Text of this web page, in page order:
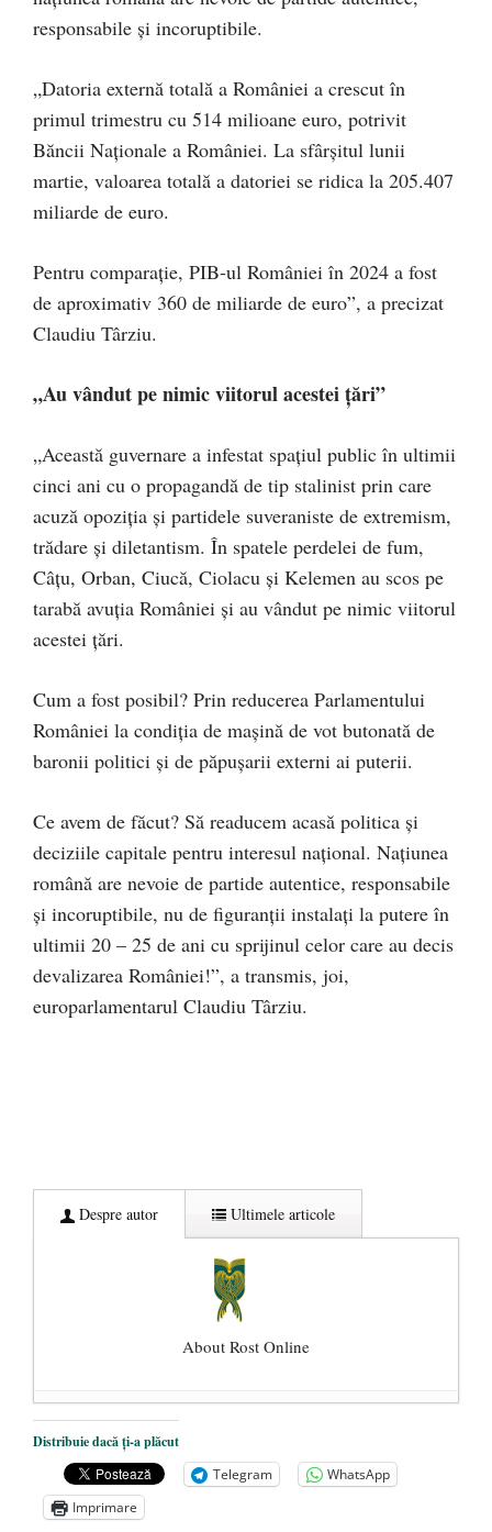
responsabile și incoruptibile.
„Datoria externă totală a României a crescut în
primul trimestru cu 514 milioane euro, potrivit
Băncii Naționale a României. La sfârșitul lunii
martie, valoarea totală a datoriei se ridica la 205.407
miliarde de euro.
Pentru comparație, PIB-ul României în 2024 a fost
de aproximativ 360 de miliarde de euro”, a precizat
Claudiu Târziu.
„Au vândut pe nimic viitorul acestei țări”
„Această guvernare a infestat spațiul public în ultimii
cinci ani cu o propagandă de tip stalinist prin care
acuză opoziția și partidele suveraniste de extremism,
trădare și diletantism. În spatele perdelei de fum,
Câțu, Orban, Ciucă, Ciolacu și Kelemen au scos pe
tarabă avuția României și au vândut pe nimic viitorul
acestei țări.
Cum a fost posibil? Prin reducerea Parlamentului
României la condiția de mașină de vot butonată de
baronii politici și de păpușarii externi ai puterii.
Ce avem de făcut? Să readucem acasă politica și
deciziile capitale pentru interesul național. Națiunea
română are nevoie de partide autentice, responsabile
și incoruptibile, nu de figuranții instalați la putere în
ultimii 20 – 25 de ani cu sprijinul celor care au decis
devalizarea României!”, a transmis, joi,
europarlamentarul Claudiu Târziu.
Despre autor Ultimele articole
About Rost Online
Dezvăluiri cutremurătoare despre
președintele Ucrainei, Volodymyr
Zelensky
- 13 mai 2026
Statul care servește Națiunea
Distribuie dacă ți-a plăcut
Telegram
WhatsApp
Imprimare